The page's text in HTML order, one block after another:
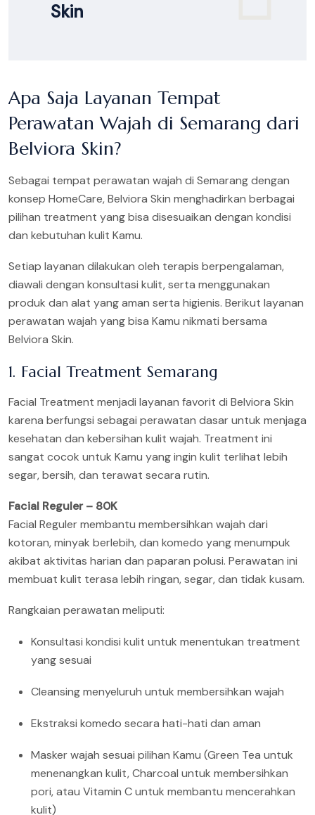
Skin
Apa Saja Layanan Tempat
Perawatan Wajah di Semarang dari
Belviora Skin?
Sebagai tempat perawatan wajah di Semarang dengan
konsep HomeCare, Belviora Skin menghadirkan berbagai
pilihan treatment yang bisa disesuaikan dengan kondisi
dan kebutuhan kulit Kamu.
Setiap layanan dilakukan oleh terapis berpengalaman,
diawali dengan konsultasi kulit, serta menggunakan
produk dan alat yang aman serta higienis. Berikut layanan
perawatan wajah yang bisa Kamu nikmati bersama
Belviora Skin.
1. Facial Treatment Semarang
Facial Treatment menjadi layanan favorit di Belviora Skin
karena berfungsi sebagai perawatan dasar untuk menjaga
kesehatan dan kebersihan kulit wajah. Treatment ini
sangat cocok untuk Kamu yang ingin kulit terlihat lebih
segar, bersih, dan terawat secara rutin.
Facial Reguler – 80K
Facial Reguler membantu membersihkan wajah dari
kotoran, minyak berlebih, dan komedo yang menumpuk
akibat aktivitas harian dan paparan polusi. Perawatan ini
membuat kulit terasa lebih ringan, segar, dan tidak kusam.
Rangkaian perawatan meliputi:
Konsultasi kondisi kulit untuk menentukan treatment
yang sesuai
Cleansing menyeluruh untuk membersihkan wajah
Ekstraksi komedo secara hati-hati dan aman
Masker wajah sesuai pilihan Kamu (Green Tea untuk
menenangkan kulit, Charcoal untuk membersihkan
pori, atau Vitamin C untuk membantu mencerahkan
kulit)